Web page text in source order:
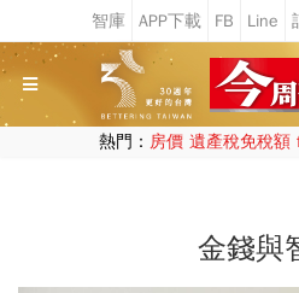
熱門： 房價 遺產稅免稅額
金錢與